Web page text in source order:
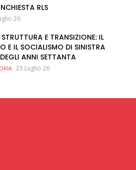
RLS
26
E TRANSIZIONE: IL
E IL SOCIALISMO DI SINISTRA
ANNI SETTANTA
23 Luglio 26